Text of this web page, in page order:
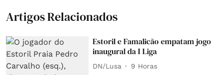
Artigos Relacionados
Estoril e Famalicão empatam jogo
inaugural da I Liga
DN/Lusa 9 Horas